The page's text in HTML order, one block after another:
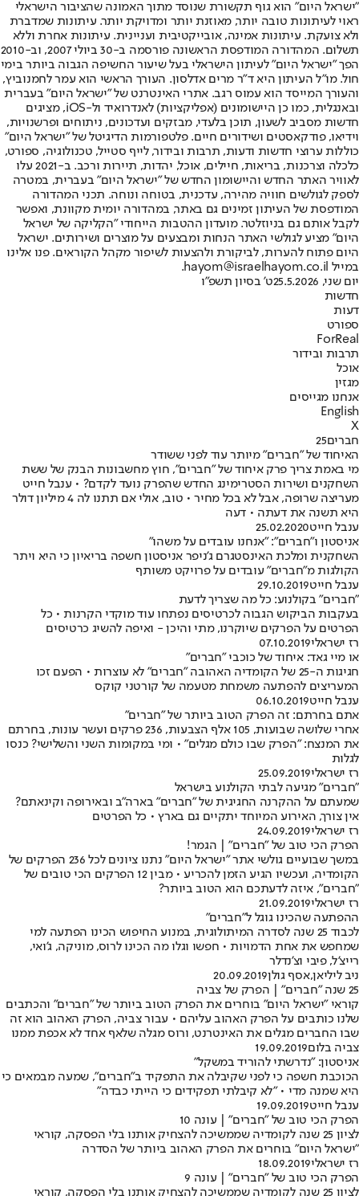
"ישראל היום" הוא גוף תקשורת שנוסד מתוך האמונה שהציבור הישראלי
ראוי לעיתונות טובה יותר, מאוזנת יותר ומדויקת יותר. עיתונות שמדברת
ולא צועקת. עיתונות אמינה, אובייקטיבית ועניינית. עיתונות אחרת וללא
תשלום. המהדורה המודפסת הראשונה פורסמה ב-30 ביולי 2007, וב-2010
הפך "ישראל היום" לעיתון הישראלי בעל שיעור החשיפה הגבוה ביותר בימי
חול. מו"ל העיתון היא ד"ר מרים אדלסון. העורך הראשי הוא עמר לחמנוביץ,
והעורך המייסד הוא עמוס רגב. אתרי האינטרנט של "ישראל היום" בעברית
ובאנגלית, כמו כן היישומונים (אפליקציות) לאנדרואיד ול-iOS, מציגים
חדשות מסביב לשעון, תוכן בלעדי, מבזקים ועדכונים, ניתוחים ופרשנויות,
וידיאו, פודקאסטים ושידורים חיים. פלטפורמות הדיגיטל של "ישראל היום"
כוללות ערוצי חדשות ודעות, תרבות ובידור, לייף סטייל, טכנולוגיה, ספורט,
כלכלה וצרכנות, בריאות, חיילים, אוכל, יהדות, תיירות ורכב. ב-2021 עלו
לאוויר האתר החדש והיישומון החדש של "ישראל היום" בעברית, במטרה
לספק לגולשים חוויה מהירה, עדכנית, בטוחה ונוחה. תכני המהדורה
המודפסת של העיתון זמינים גם באתר, במהדורה יומית מקוונת, ואפשר
לקבל אותם גם בניוזלטר. מועדון ההטבות הייחודי "הקליקה של ישראל
היום" מציע לגולשי האתר הנחות ומבצעים על מוצרים ושירותים. ישראל
היום פתוח להערות, לביקורת ולהצעות לשיפור מקהל הקוראים. פנו אלינו
במייל hayom@israelhayom.co.il.
יום שני, 25.5.2026
ט' בסיון תשפ"ו
חדשות
דעות
ספורט
ForReal
תרבות ובידור
אוכל
מגזין
אנחנו מגייסים
English
X
חברים25
האיחוד של "חברים" מיותר עוד לפני ששודר
מי באמת צריך פרק איחוד של "חברים", חוץ מחשבונות הבנק של ששת
השחקנים ושירות הסטרימינג החדש שהפרק נועד לקדם? • ענבל חייט
מעריצה שרופה, אבל לא בכל מחיר • טוב, אולי אם תתנו לה 4 מיליון דולר
היא תשנה את דעתה • דעה
ענבל חייט25.02.2020
אניסטון ו"חברים": "אנחנו עובדים על משהו"
השחקנית ומלכת האינסטגרם ג'ניפר אניסטון חשפה בריאיון כי היא ויתר
הקולגות מ"חברים" עובדים על פרויקט משותף
ענבל חייט29.10.2019
"חברים" בקולנוע: כל מה שצריך לדעת
בעקבות הביקוש הגבוה לכרטיסים נפתחו עוד מוקדי הקרנות • כל
הפרטים על הפרקים שיוקרנו, מתי והיכן - ואיפה להשיג כרטיסים
רז ישראלי07.10.2019
או מיי גאד: איחוד של כוכבי "חברים"
חגיגות ה-25 של הקומדיה האהובה "חברים" לא עוצרות • הפעם זכו
המעריצים להפתעה משמחת מטעמה של קורטני קוקס
ענבל חייט06.10.2019
אתם בחרתם: זה הפרק הטוב ביותר של "חברים"
אחרי שלושה שבועות, 105 אלף הצבעות, 236 פרקים ועשר עונות, בחרתם
את המנצח: "הפרק שבו כולם מגלים" • ומי במקומות השני והשלישי? כנסו
לגלות
רז ישראלי25.09.2019
"חברים" מגיעה לבתי הקולנוע בישראל
שמעתם על ההקרנה החגיגית של "חברים" בארה"ב ובאירופה וקינאתם?
אין צורך, האירוע המיוחד יתקיים גם בארץ • כל הפרטים
רז ישראלי24.09.2019
הפרק הכי טוב של "חברים" | הגמר!
במשך שבועיים גולשי אתר "ישראל היום" נתנו ציונים לכל 236 הפרקים של
הקומדיה, ועכשיו הגיע הזמן להכריע • מבין 12 הפרקים הכי טובים של
"חברים", איזה לדעתכם הוא הטוב ביותר?
רז ישראלי21.09.2019
ההפתעה שהכינו גוגל ל"חברים"
לכבוד 25 שנה לסדרה המיתולוגית, במנוע החיפוש הכינו הפתעה למי
שמחפש את אחת הדמויות • חפשו וגלו מה הכינו לרוס, מוניקה, ג'ואי,
רייצ'ל, פיבי וצ'נדלר
ניב ליליאן,אסף גולן20.09.2019
25 שנה "חברים" | הפרק של צביה
קוראי "ישראל היום" בוחרים את הפרק הטוב ביותר של "חברים" והכתבים
שלנו כותבים על הפרק האהוב עליהם • עבור צביה, הפרק האהוב הוא זה
שבו החברים מגלים את האינטרנט, ורוס מגלה שלאף אחד לא אכפת ממנו
צביה בלום19.09.2019
אניסטון: "נדרשתי להוריד במשקל"
הכוכבת חשפה כי לפני שקיבלה את התפקיד ב"חברים", שמעה מבמאים כי
היא שמנה מדי • "לא קיבלתי תפקידים כי הייתי כבדה"
ענבל חייט19.09.2019
הפרק הכי טוב של "חברים" | עונה 10
לציון 25 שנה לקומדיה שממשיכה להצחיק אותנו בלי הפסקה, קוראי
"ישראל היום" בוחרים את הפרק האהוב ביותר של הסדרה
רז ישראלי18.09.2019
הפרק הכי טוב של "חברים" | עונה 9
לציון 25 שנה לקומדיה שממשיכה להצחיק אותנו בלי הפסקה, קוראי